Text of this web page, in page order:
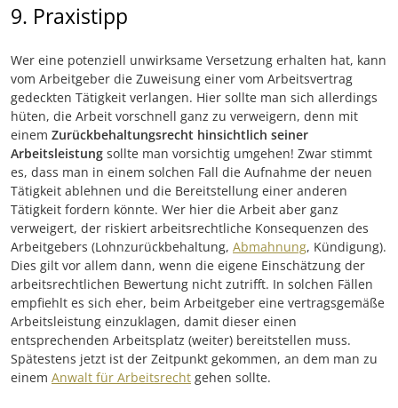
9. Praxistipp
Wer eine potenziell unwirksame Versetzung erhalten hat, kann
vom Arbeitgeber die Zuweisung einer vom Arbeitsvertrag
gedeckten Tätigkeit verlangen. Hier sollte man sich allerdings
hüten, die Arbeit vorschnell ganz zu verweigern, denn mit
einem Zurückbehaltungsrecht hinsichtlich seiner
Arbeitsleistung sollte man vorsichtig umgehen! Zwar stimmt
es, dass man in einem solchen Fall die Aufnahme der neuen
Tätigkeit ablehnen und die Bereitstellung einer anderen
Tätigkeit fordern könnte. Wer hier die Arbeit aber ganz
verweigert, der riskiert arbeitsrechtliche Konsequenzen des
Arbeitgebers (Lohnzurückbehaltung, Abmahnung, Kündigung).
Dies gilt vor allem dann, wenn die eigene Einschätzung der
arbeitsrechtlichen Bewertung nicht zutrifft. In solchen Fällen
empfiehlt es sich eher, beim Arbeitgeber eine vertragsgemäße
Arbeitsleistung einzuklagen, damit dieser einen
entsprechenden Arbeitsplatz (weiter) bereitstellen muss.
Spätestens jetzt ist der Zeitpunkt gekommen, an dem man zu
einem Anwalt für Arbeitsrecht gehen sollte.